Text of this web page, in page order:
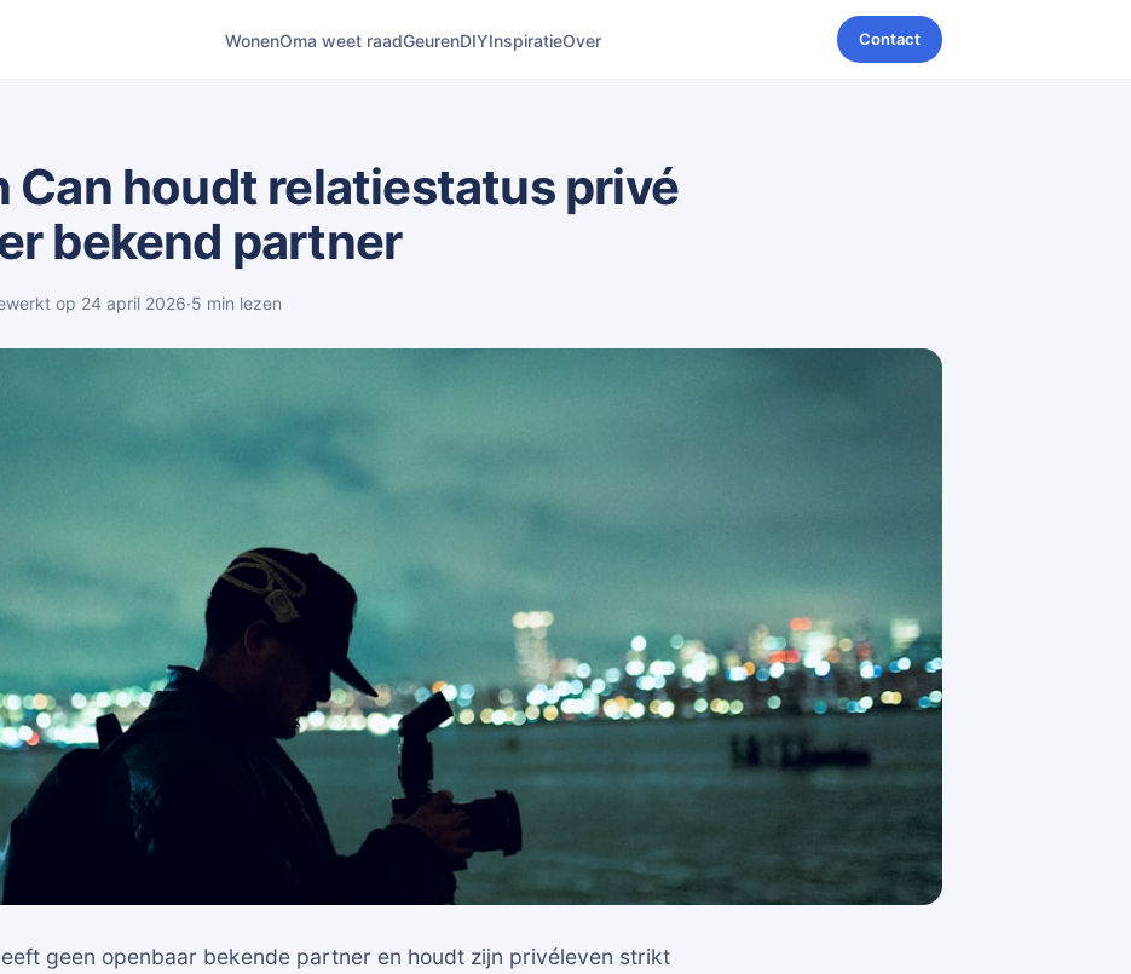
WonenOma weet raadGeurenDIYInspiratieOver Contact
Can houdt relatiestatus privé
bekend partner
op 24 april 2026·5 min lezen
geen openbaar bekende partner en houdt zijn privéleven strikt